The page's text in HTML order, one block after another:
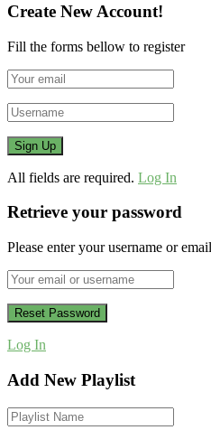
Create New Account!
Fill the forms bellow to register
All fields are required. Log In
Retrieve your password
Please enter your username or
Log In
Add New Playlist